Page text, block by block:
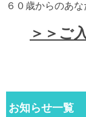
６０歳からのあ
＞＞ご
お知らせ一覧